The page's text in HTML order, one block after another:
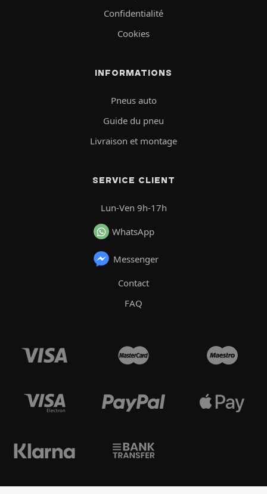
Confidentialité
Cookies
INFORMATIONS
Pneus auto
Guide du pneu
Livraison et montage
SERVICE CLIENT
Lun-Ven 9h-17h
WhatsApp
Messenger
Contact
FAQ